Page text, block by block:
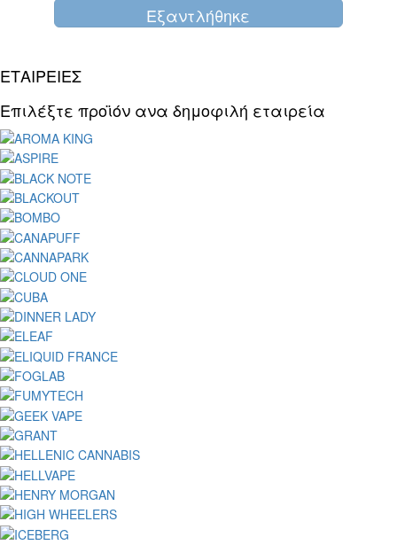
Eξαντλήθηκε
ΕΤΑΙΡΕΙΕΣ
Επιλέξτε προϊόν ανα δημοφιλή εταιρεία